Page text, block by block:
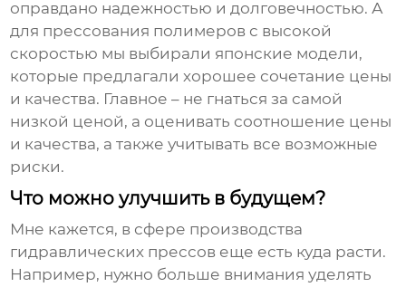
оправдано надежностью и долговечностью. А
для прессования полимеров с высокой
скоростью мы выбирали японские модели,
которые предлагали хорошее сочетание цены
и качества. Главное – не гнаться за самой
низкой ценой, а оценивать соотношение цены
и качества, а также учитывать все возможные
риски.
Что можно улучшить в будущем?
Мне кажется, в сфере производства
гидравлических прессов еще есть куда расти.
Например, нужно больше внимания уделять